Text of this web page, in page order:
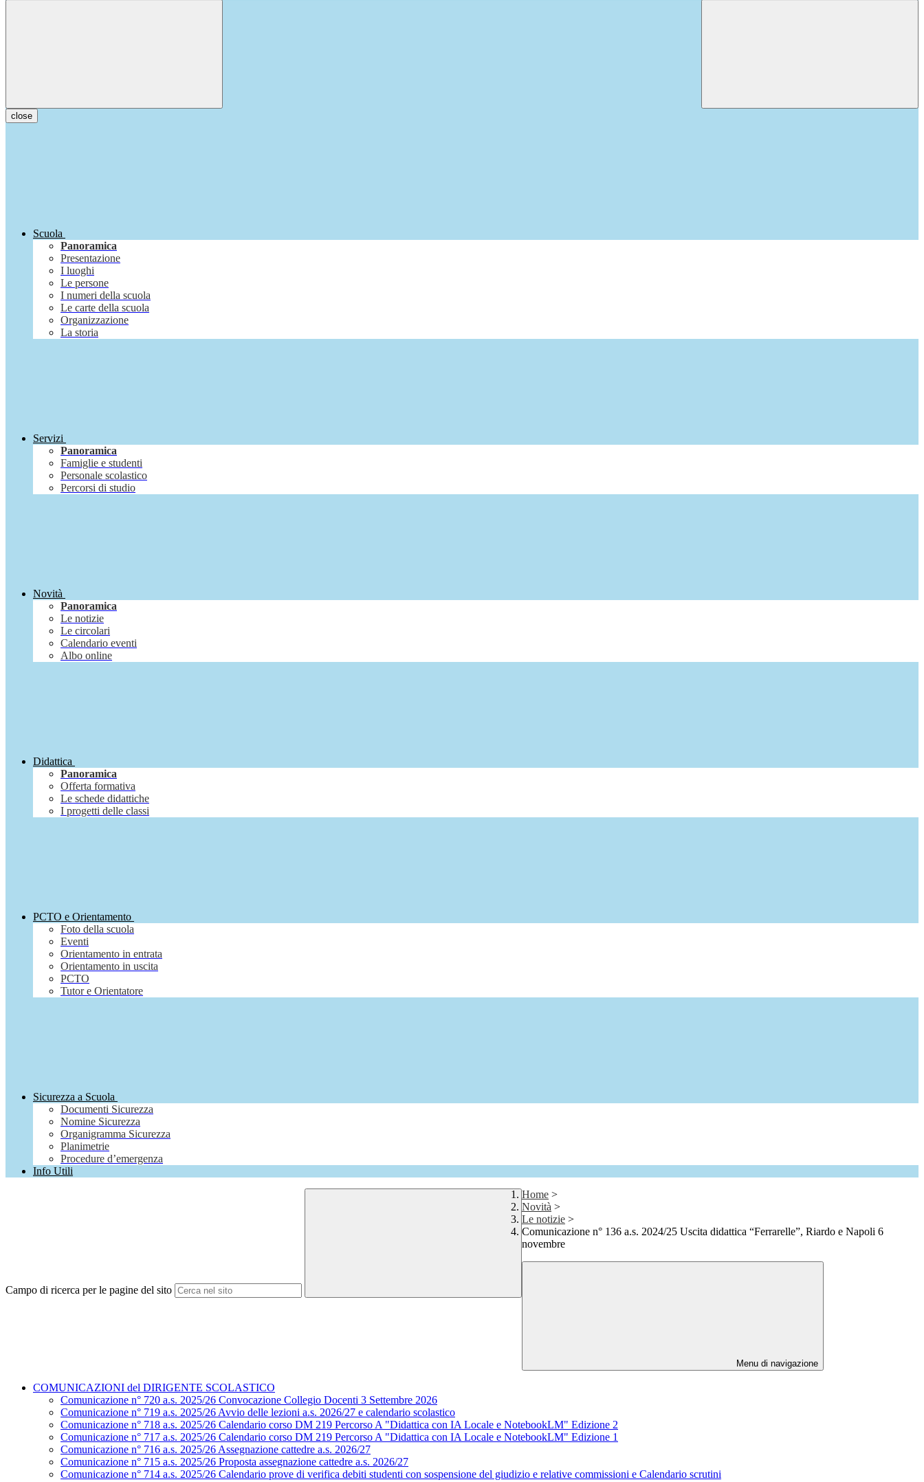
close
Scuola
Panoramica
Presentazione
I luoghi
Le persone
I numeri della scuola
Le carte della scuola
Organizzazione
La storia
Servizi
Panoramica
Famiglie e studenti
Personale scolastico
Percorsi di studio
Novità
Panoramica
Le notizie
Le circolari
Calendario eventi
Albo online
Didattica
Panoramica
Offerta formativa
Le schede didattiche
I progetti delle classi
PCTO e Orientamento
Foto della scuola
Eventi
Orientamento in entrata
Orientamento in uscita
PCTO
Tutor e Orientatore
Sicurezza a Scuola
Documenti Sicurezza
Nomine Sicurezza
Organigramma Sicurezza
Planimetrie
Procedure d’emergenza
Info Utili
Campo di ricerca per le pagine del sito
Home >
Novità >
Le notizie >
Comunicazione n° 136 a.s. 2024/25 Uscita didattica “Ferrarelle”, Riardo e Napoli 6
novembre
Menu di navigazione
COMUNICAZIONI del DIRIGENTE SCOLASTICO
Comunicazione n° 720 a.s. 2025/26 Convocazione Collegio Docenti 3 Settembre 2026
Comunicazione n° 719 a.s. 2025/26 Avvio delle lezioni a.s. 2026/27 e calendario scolastico
Comunicazione n° 718 a.s. 2025/26 Calendario corso DM 219 Percorso A "Didattica con IA Locale e NotebookLM" Edizione 2
Comunicazione n° 717 a.s. 2025/26 Calendario corso DM 219 Percorso A "Didattica con IA Locale e NotebookLM" Edizione 1
Comunicazione n° 716 a.s. 2025/26 Assegnazione cattedre a.s. 2026/27
Comunicazione n° 715 a.s. 2025/26 Proposta assegnazione cattedre a.s. 2026/27
Comunicazione n° 714 a.s. 2025/26 Calendario prove di verifica debiti studenti con sospensione del giudizio e relative commissioni e Calendario scrutini